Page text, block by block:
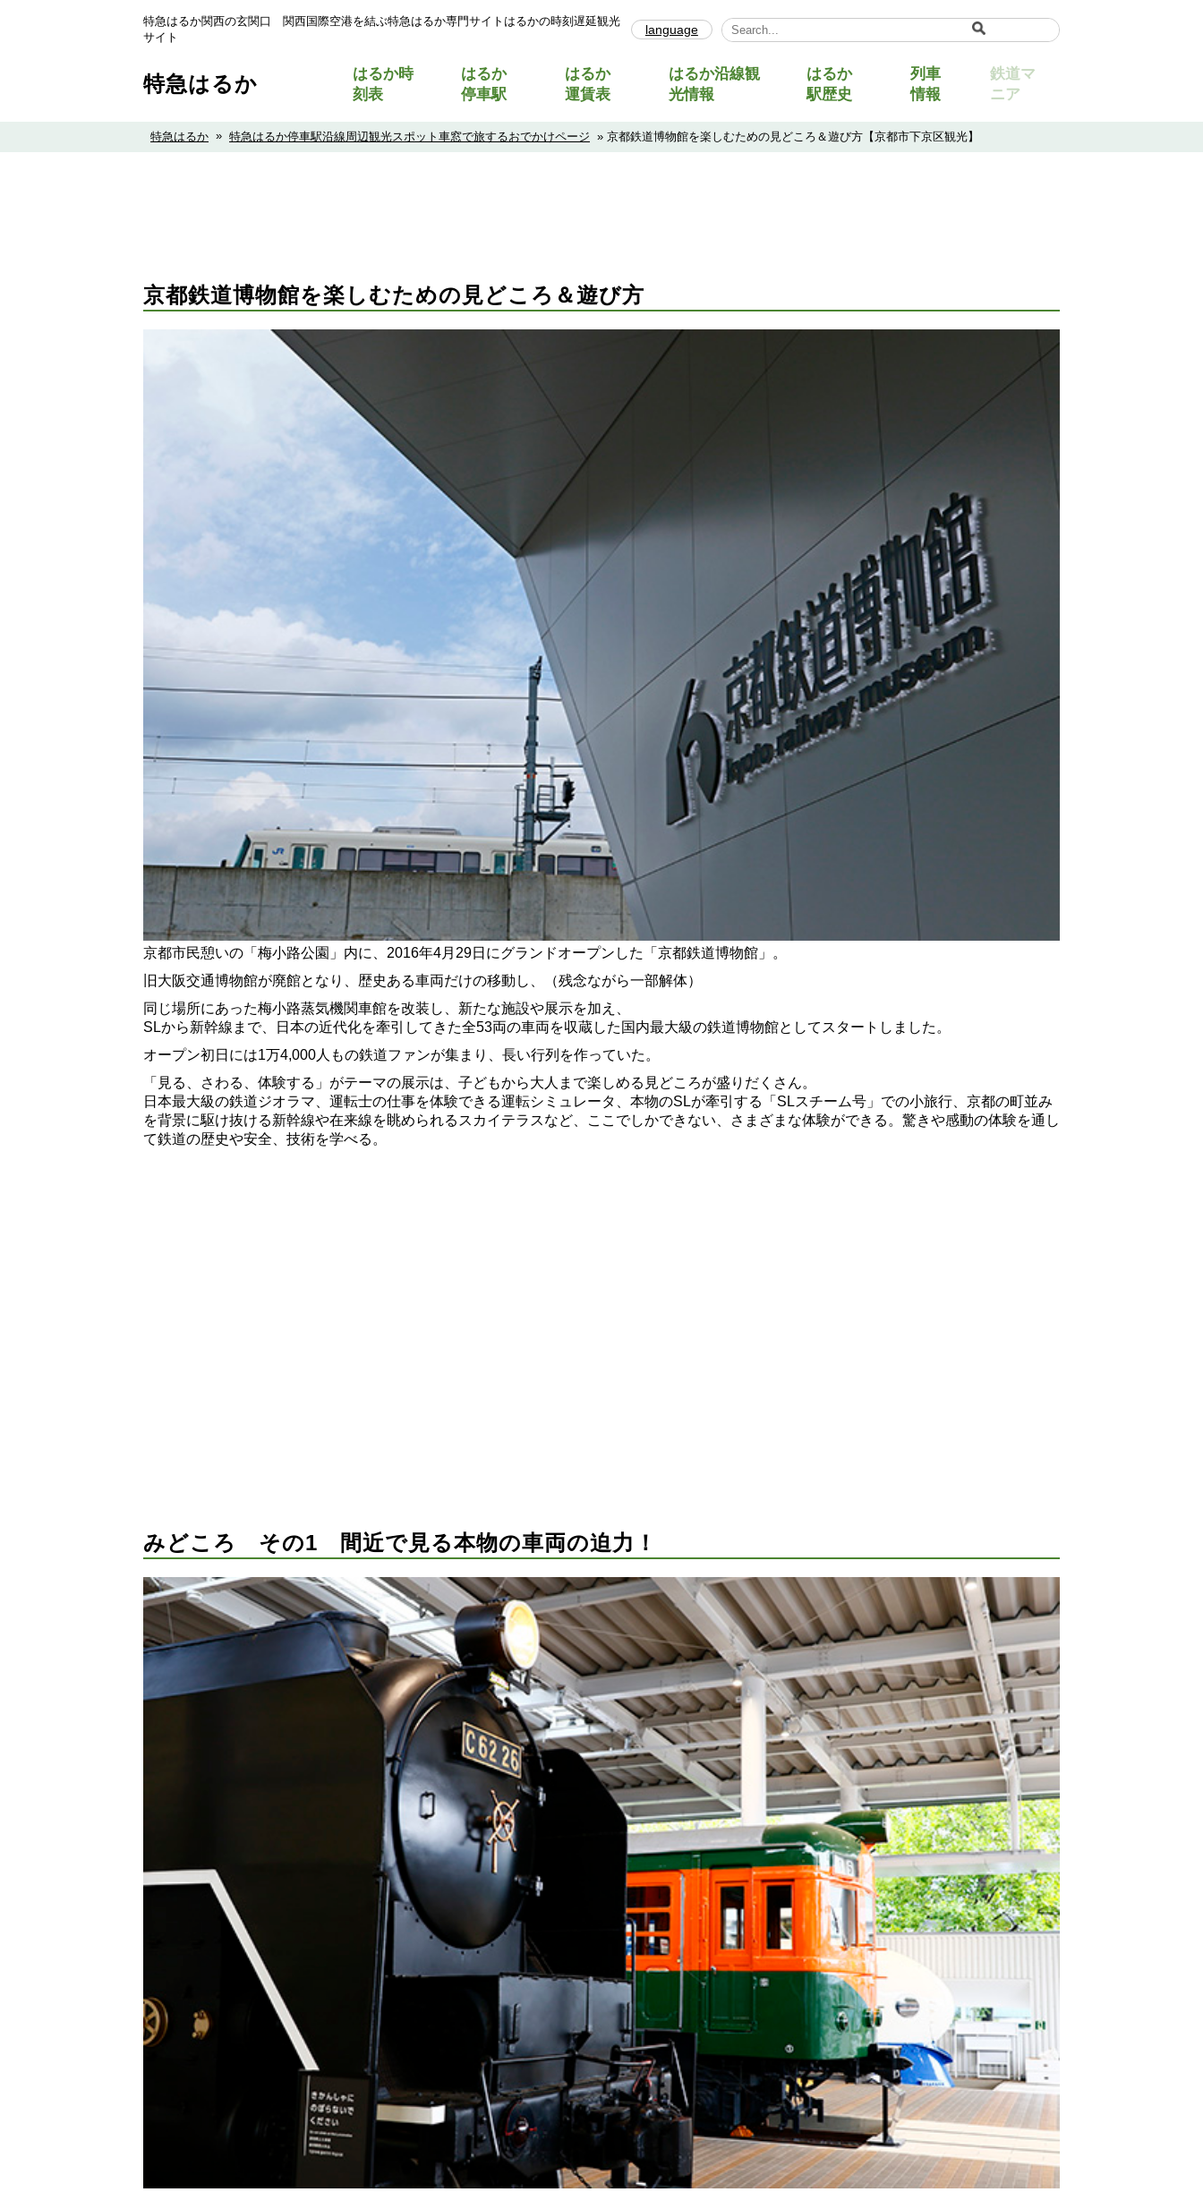
特急はるか関西の玄関口 関西国際空港を結ぶ特急はるか専門サイトはるかの時刻遅延観光
サイト
language
Select Language ▼
特急はるか
はるか時
刻表
はるか
停車駅
はるか
運賃表
はるか沿線観
光情報
はるか
駅歴史
列車
情報
鉄道マ
ニア
特急はるか » 特急はるか停車駅沿線周辺観光スポット車窓で旅するおでかけページ » 京都鉄道博物館を楽しむための見どころ＆遊び方【京都市下京区観光】
京都鉄道博物館を楽しむための見どころ＆遊び方
京都市民憩いの「梅小路公園」内に、2016年4月29日にグランドオープンした「京都鉄道博物館」。
旧大阪交通博物館が廃館となり、歴史ある車両だけの移動し、（残念ながら一部解体）
同じ場所にあった梅小路蒸気機関車館を改装し、新たな施設や展示を加え、
SLから新幹線まで、日本の近代化を牽引してきた全53両の車両を収蔵した国内最大級の鉄道博物館としてスタートしました。
オープン初日には1万4,000人もの鉄道ファンが集まり、長い行列を作っていた。
「見る、さわる、体験する」がテーマの展示は、子どもから大人まで楽しめる見どころが盛りだくさん。
日本最大級の鉄道ジオラマ、運転士の仕事を体験できる運転シミュレータ、本物のSLが牽引する「SLスチーム号」での小旅行、京都の町並み
を背景に駆け抜ける新幹線や在来線を眺められるスカイテラスなど、ここでしかできない、さまざまな体験ができる。驚きや感動の体験を通し
て鉄道の歴史や安全、技術を学べる。
みどころ その1 間近で見る本物の車両の迫力！